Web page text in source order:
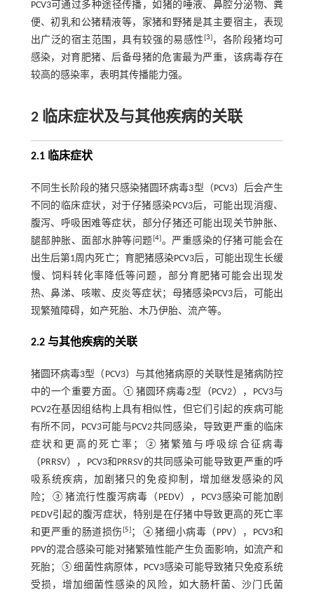
PCV3可通过多种途径传播，如猪的唾液、鼻腔分泌物、粪
便、初乳和公猪精液等，家猪和野猪是其主要宿主，表现
出广泛的宿主范围，具有较强的易感性[3]，各阶段猪均可
感染，对育肥猪、后备母猪的危害最为严重，该病毒存在
较高的感染率，表明其传播能力强。
2 临床症状及与其他疾病的关联
2.1 临床症状
不同生长阶段的猪只感染猪圆环病毒3型（PCV3）后会产生
不同的临床症状，对于仔猪感染PCV3后，可能出现消瘦、
腹泻、呼吸困难等症状，部分仔猪还可能出现关节肿胀、
腿部肿胀、面部水肿等问题[4]。严重感染的仔猪可能会在
出生后第1周内死亡；育肥猪感染PCV3后，可能出现生长缓
慢、饲料转化率降低等问题，部分育肥猪可能会出现发
热、鼻涕、咳嗽、皮炎等症状；母猪感染PCV3后，可能出
现繁殖障碍，如产死胎、木乃伊胎、流产等。
2.2 与其他疾病的关联
猪圆环病毒3型（PCV3）与其他猪病原的关联性是猪病防控
中的一个重要方面。①猪圆环病毒2型（PCV2），PCV3与
PCV2在基因组结构上具有相似性，但它们引起的疾病可能
有所不同，PCV3可能与PCV2共同感染，导致更严重的临床
症状和更高的死亡率；②猪繁殖与呼吸综合征病毒
（PRRSV），PCV3和PRRSV的共同感染可能导致更严重的呼
吸系统疾病，加剧猪只的免疫抑制，增加继发感染的风
险；③猪流行性腹泻病毒（PEDV），PCV3感染可能加剧
PEDV引起的腹泻症状，特别是在仔猪中导致更高的死亡率
和更严重的肠道损伤[5] ；④猪细小病毒（PPV），PCV3和
PPV的混合感染可能对猪繁殖性能产生负面影响，如流产和
死胎；⑤细菌性病原体，PCV3感染可能导致猪只免疫系统
受损，增加细菌性感染的风险，如大肠杆菌、沙门氏菌